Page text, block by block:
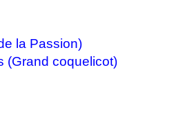
la Passion)
(Grand coquelicot)